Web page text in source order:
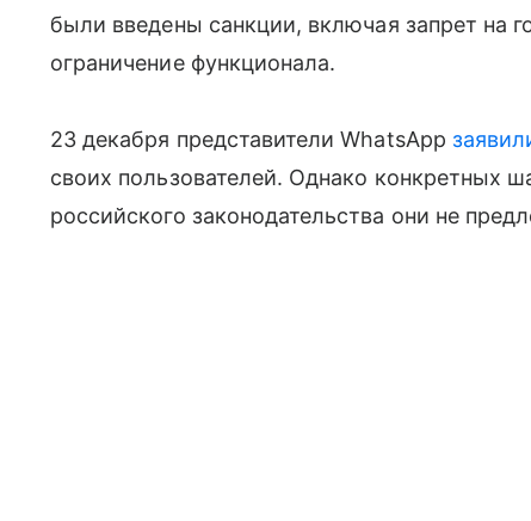
были введены санкции, включая запрет на
ограничение функционала.
23 декабря представители WhatsApp
своих пользователей. Однако конкретных
российского законодательства они не